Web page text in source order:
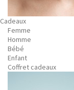
Cadeaux
Femme
Homme
Bébé
Enfant
Coffret cadeaux